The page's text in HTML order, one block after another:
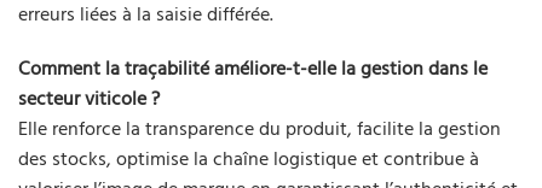
erreurs liées à la saisie différée.
Comment la traçabilité améliore-t-elle la gestion dans le
secteur viticole ?
Elle renforce la transparence du produit, facilite la gestion
des stocks, optimise la chaîne logistique et contribue à